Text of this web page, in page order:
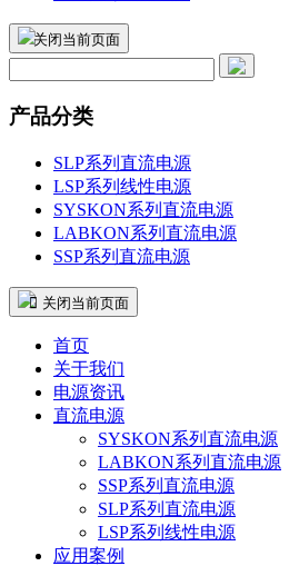
关闭当前页面
产品分类
SLP系列直流电源
LSP系列线性电源
SYSKON系列直流电源
LABKON系列直流电源
SSP系列直流电源
 关闭当前页面
首页
关于我们
电源资讯
直流电源
SYSKON系列直流电源
LABKON系列直流电源
SSP系列直流电源
SLP系列直流电源
LSP系列线性电源
应用案例